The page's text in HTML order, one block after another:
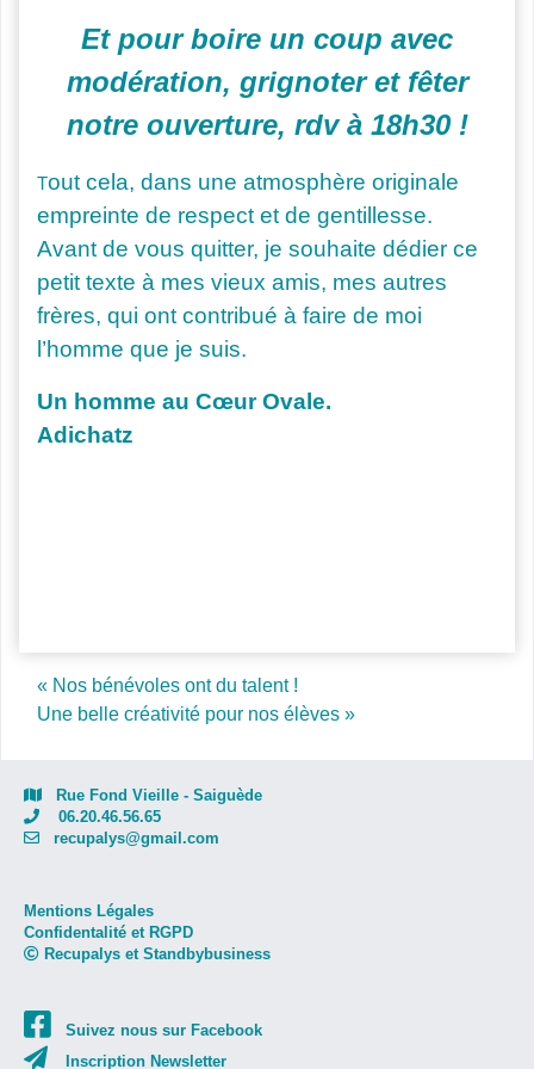
Et pour boire un coup avec
modération, grignoter et fêter
notre ouverture, rdv à 18h30 !
Tout cela, dans une atmosphère originale
empreinte de respect et de gentillesse.
Avant de vous quitter, je souhaite dédier ce
petit texte à mes vieux amis, mes autres
frères, qui ont contribué à faire de moi
l’homme que je suis.
Un homme au Cœur Ovale.
Adichatz
Post navigation
« Nos bénévoles ont du talent !
Une belle créativité pour nos élèves »
Rue Fond Vieille - Saiguède
06.20.46.56.65
recupalys@gmail.com
Mentions Légales
Confidentalité et RGPD
Recupalys et Standbybusiness
Suivez nous sur Facebook
Inscription Newsletter